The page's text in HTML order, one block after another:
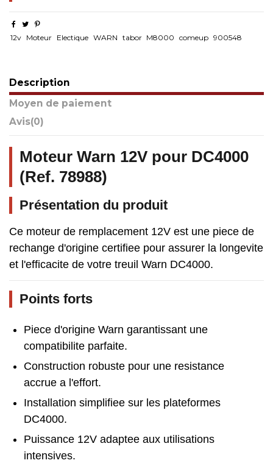
12v Moteur Electique WARN tabor M8000 comeup 900548
Description
Moyen de paiement
Avis(0)
Moteur Warn 12V pour DC4000
(Ref. 78988)
Présentation du produit
Ce moteur de remplacement 12V est une piece de
rechange d'origine certifiee pour assurer la longevite
et l'efficacite de votre treuil Warn DC4000.
Points forts
Piece d'origine Warn garantissant une
compatibilite parfaite.
Construction robuste pour une resistance
accrue a l'effort.
Installation simplifiee sur les plateformes
DC4000.
Puissance 12V adaptee aux utilisations
intensives.